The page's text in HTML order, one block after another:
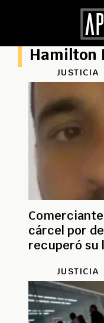
Hamilton
JUSTICIA
cárcel por
recuperó su
JUSTICIA